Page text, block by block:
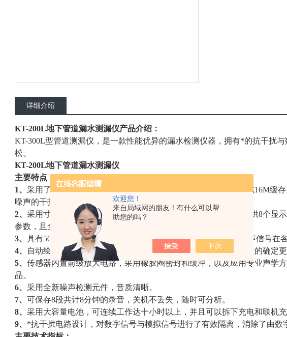
欢迎您！
来自局域网的朋友！有什么可以帮
助您的吗？
详细介绍
KT-200L地下管道漏水测漏仪产品介绍：
KT-300L型管道测漏仪，是一款性能优异的漏水检测仪器，拥有*的抗干扰
松。
KT-200L地下管道漏水测漏仪
主要特点：
1、 采用了国外新的数字信号处理芯片与数字滤波芯片，控制器集成16M缓
噪声的干扰，甄别出漏水噪声，让操作员更快的锁定漏水点。
2、 采用寸高清数字触摸彩色液晶屏，分辨率达到800*480，可以提供8个显
参数，且全触摸屏设计，操作简单。
3、 具有50～3000Hz的频率范围（频谱分析），能实时地显示出噪声信号在
4、
自动绘制一定时间内的连续的噪声曲线（点测），使漏水点位置的确定
5、 传感器内置前级放大电路，采用橡胶圈密封和缓冲，以及应用专业声学
品。
6、 采用全新噪声检测元件，音质清晰。
7、 可保存8段共计8分钟的录音，关机不丢失，随时可分析。
8、 采用大容量电池，可连续工作达十小时以上，并且可以拆下充电和联机
9、 *抗干扰电路设计，对数字信号与模拟信号进行了有效隔离，消除了由数